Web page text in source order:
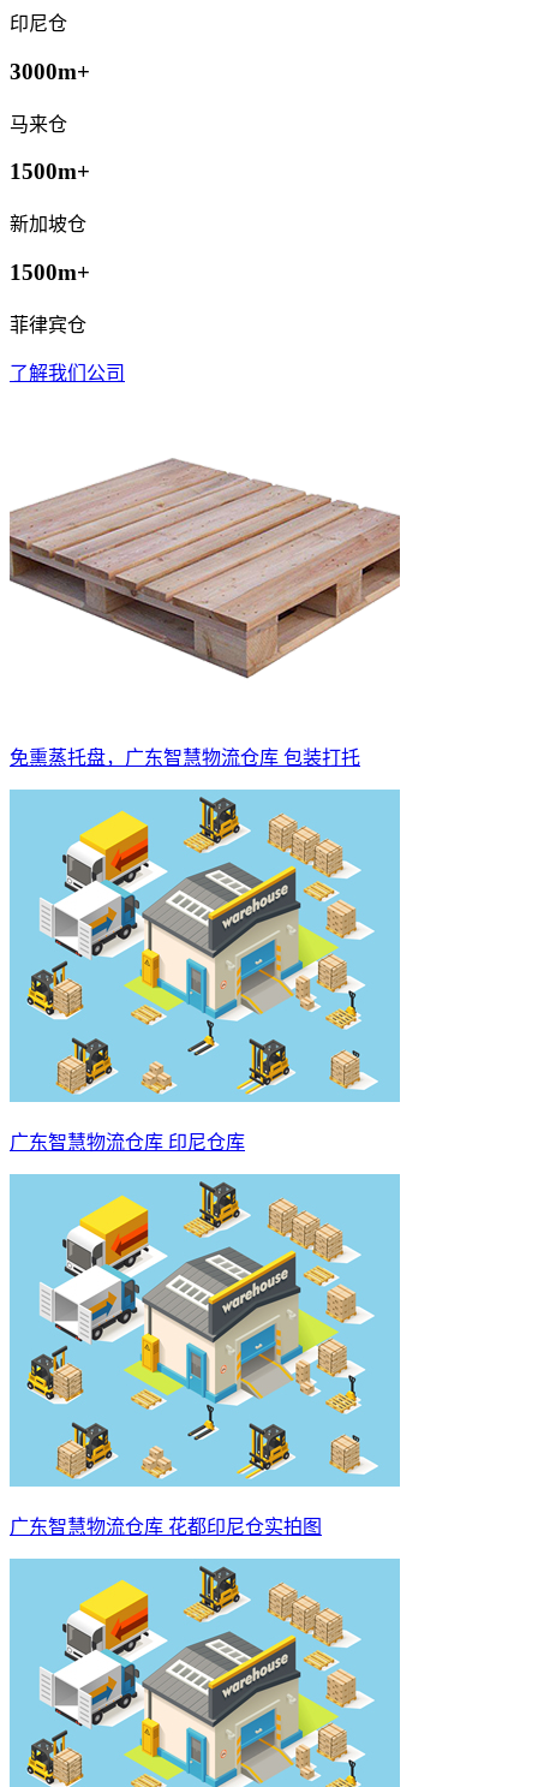
印尼仓
3000m+
马来仓
1500m+
新加坡仓
1500m+
菲律宾仓
了解我们公司
免熏蒸托盘，广东智慧物流仓库 包装打托
广东智慧物流仓库 印尼仓库
广东智慧物流仓库 花都印尼仓实拍图